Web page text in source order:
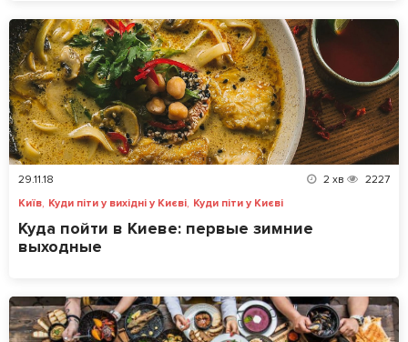
29.11.18 2 хв
2227
Київ, Куди піти у вихідні у Києві, Куди піти у Києві
Куда пойти в Киеве: первые зимние
выходные